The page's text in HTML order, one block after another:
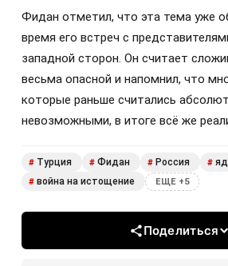
Фидан отметил, что эта тема уже
время его встреч с
западной сторон. Он считает
весьма опасной и напомнил, что
которые раньше считались
невозможными, в итоге всё же
# Турция # Фидан # Россия #
# война на истощение ЕЩЕ +5
Поделиться